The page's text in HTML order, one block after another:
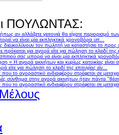
ΠΟΥΛΩΝΤΑΣ:
αν αλλάζατε γειτονιά θα είχατε περιορισμό
να είναι μία εκπληκτικά χρονοβόρα υπ...
διευκολύνουν τον πωλητή να καταστήσει το
πρόκειται για αγορά είτε για πώληση το κλειδί της
σας μπορεί να είναι μία εκπληκτικά
» Η αγορά ακινήτων και κυρίως κατοικίας
είτε για πώληση το κλειδί της επιτυχίας είν...
το αγοραστικό ενδιαφέρον στρέφεται σε
σύνθημα στην αγορά ακινήτων ήταν πάντα
το αγοραστικό ενδιαφέρον στρέφεται σε